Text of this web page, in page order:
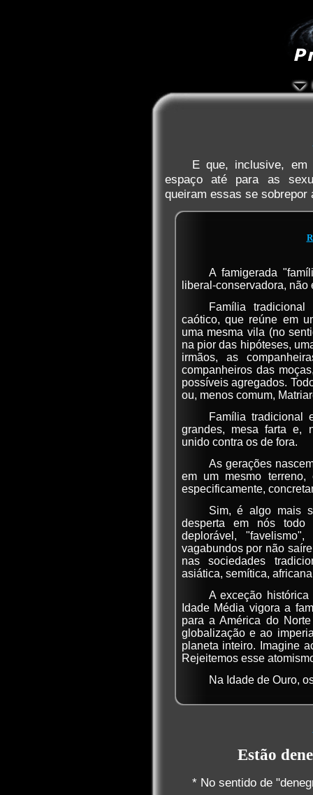
E que, inclusive,
espaço até para as
queiram essas se sobrepor
A famigerada
liberal-conservadora,
Família
caótico, que reúne em
uma mesma vila (no
na pior das hipóteses,
irmãos, as
companheiros das
possíveis agregados.
ou, menos comum,
Família tradicional
grandes, mesa farta e,
unido contra os de fora.
As gerações
em um mesmo
especificamente,
Sim, é algo mais
desperta em nós todo
deplorável,
vagabundos por não
nas sociedades
asiática, semítica,
A exceção
Idade Média vigora a
para a América do
globalização e ao
planeta inteiro. Imagine
Rejeitemos esse
Na Idade de Ouro,
Estão
* No sentido de